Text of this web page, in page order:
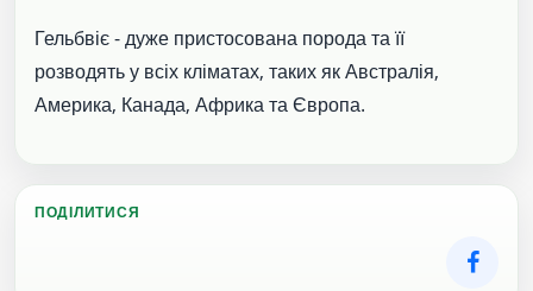
Гельбвіє - дуже пристосована порода та її
розводять у всіх кліматах, таких як Австралія,
Америка, Канада, Африка та Європа.
ПОДІЛИТИСЯ